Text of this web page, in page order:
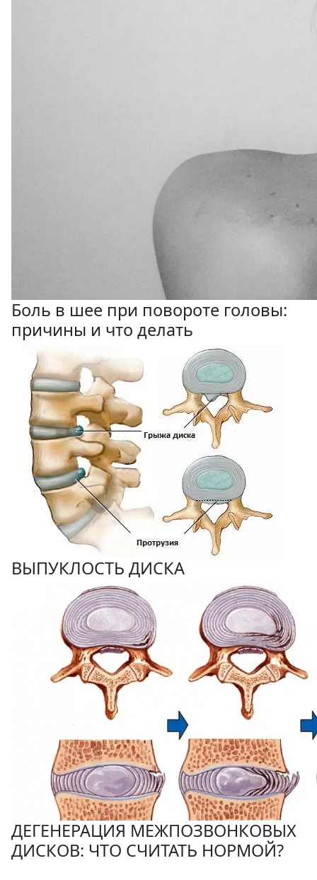
Боль в шее при повороте головы:
причины и что делать
ВЫПУКЛОСТЬ ДИСКА
ДЕГЕНЕРАЦИЯ МЕЖПОЗВОНКОВЫХ
ДИСКОВ: ЧТО СЧИТАТЬ НОРМОЙ?